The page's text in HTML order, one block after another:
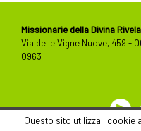
Missionarie della Divina
Via delle Vigne Nuove, 459 -
0963
Questo sito utilizza i cookie